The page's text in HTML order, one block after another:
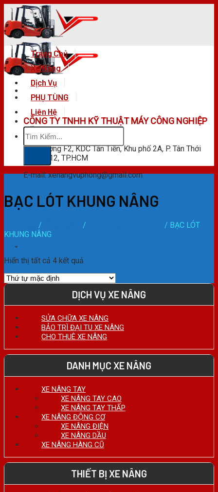
Skip
content
CÔNG TY TNHH KỸ THUẬT MÁY CÔNG NGHIỆP
VŨ PHONG
F28 Đường F2, KDC Tân Tiến, Khu phố 2A, P. Tân Thới
Hiệp, Q.12, TP.HCM
E-mail: xenangvuphong@gmail.com
HOTLINE:
0911.27.74.75
Trang Chủ
Xe Nâng
Dịch Vụ
PHỤ TÙNG
Liên Hệ
Tìm
kiếm:
BẠC LÓT KHUNG NÂNG
/ / / BẠC LÓT
KHUNG NÂNG
Phân loại sản phẩm
Hiển thị tất cả 4 kết quả
DỊCH VỤ XE NÂNG
SỬA CHỮA XE NÂNG
BẢO TRÌ ĐẠI TU XE NÂNG
CHO THUÊ XE NÂNG
DANH MỤC XE NÂNG
XE NÂNG TAY
XE NÂNG TAY CAO
XE NÂNG TAY THẤP
XE NÂNG ĐỘNG CƠ
XE NÂNG ĐIỆN
XE NÂNG DẦU
XE NÂNG HÀNG CŨ
THIẾT BỊ XE NÂNG